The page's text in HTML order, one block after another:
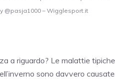
@pasja1000 – Wigglesport.it
a riguardo? Le malattie tipiche
sono davvero causate